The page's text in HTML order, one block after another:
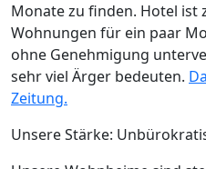
Monate zu finden. Hotel ist
Wohnungen für ein paar
ohne Genehmigung
sehr viel Ärger bedeuten.
Zeitung.
Unsere Stärke: